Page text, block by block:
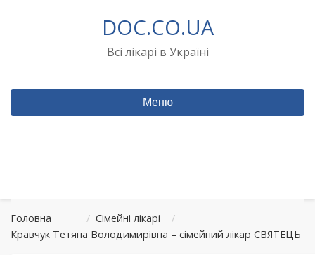
DOC.CO.UA
Всі лікарі в Україні
Меню
Головна / Сімейні лікарі
/
Кравчук Тетяна Володимирівна – сімейний лікар СВЯТЕЦЬ